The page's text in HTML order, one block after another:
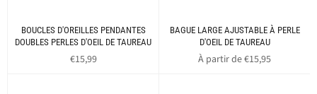
BOUCLES D'OREILLES PENDANTES
DOUBLES PERLES D'OEIL DE TAUREAU
Prix
€15,99
BAGUE LARGE AJUSTABLE À PERLE
D'OEIL DE TAUREAU
À partir de €15,95